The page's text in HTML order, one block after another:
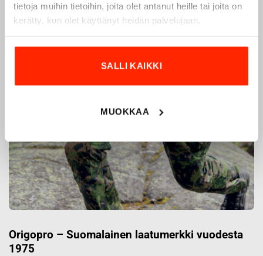
tietoja muihin tietoihin, joita olet antanut heille tai joita on
kerätty, kun olet käyttänyt heidän palvelujaan.
SALLI KAIKKI
MUOKKAA
Origopro – Suomalainen laatumerkki vuodesta
1975